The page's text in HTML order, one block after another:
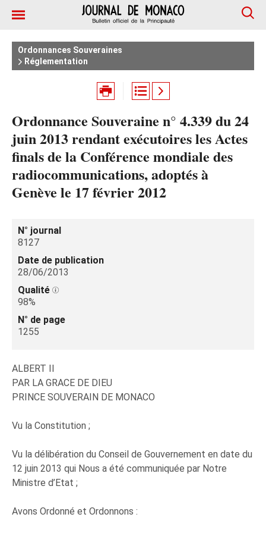
Ordonnances Souveraines
Réglementation
Ordonnance Souveraine n° 4.339 du 24
juin 2013 rendant exécutoires les Actes
finals de la Conférence mondiale des
radiocommunications, adoptés à
Genève le 17 février 2012
N° journal
8127
Date de publication
28/06/2013
Qualité
98%
N° de page
1255
ALBERT II
PAR LA GRACE DE DIEU
PRINCE SOUVERAIN DE MONACO
Vu la Constitution ;
Vu la délibération du Conseil de Gouvernement en date du
12 juin 2013 qui Nous a été communiquée par Notre
Ministre d’Etat ;
Avons Ordonné et Ordonnons :